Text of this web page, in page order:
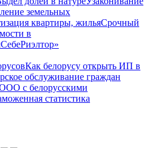
земельных
квартиры, жильяСрочный
в
Как белорусу открыть ИП в
обслуживание граждан
с белорусскими
статистика